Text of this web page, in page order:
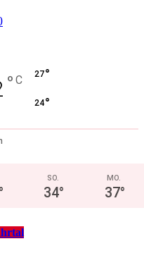
° C 27°
24°
SO.
34°
MO.
37°